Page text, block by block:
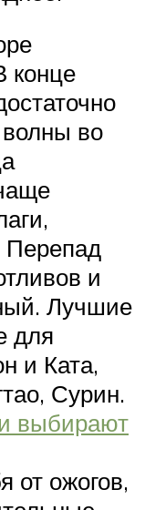
конце
во
и
Лучшие
для
и Ката,
Сурин.
выбирают
от ожогов,